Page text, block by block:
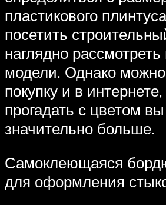
пластикового
посетить
наглядно
модели. Однако
покупку и в
прогадать с цветом
значительно больше.
Самоклеющаяся
для оформления